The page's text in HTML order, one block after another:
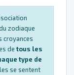
zodiaque
croyances
de tous les
type de
se sentent